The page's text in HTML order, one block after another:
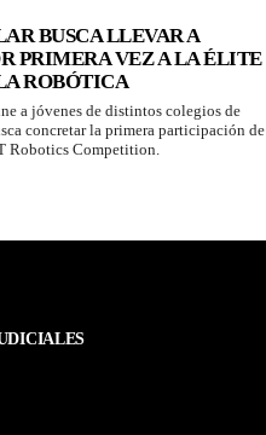
BUSCA LLEVAR A
PRIMERA VEZ A LA ÉLITE
ROBÓTICA
a jóvenes de distintos colegios de
concretar la primera participación de
Robotics Competition.